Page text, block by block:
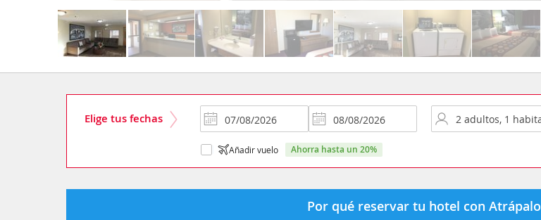
Elige tus fechas
Añadir vuelo ahorra hasta un 20%
Por qué reservar tu hotel con Atrápalo